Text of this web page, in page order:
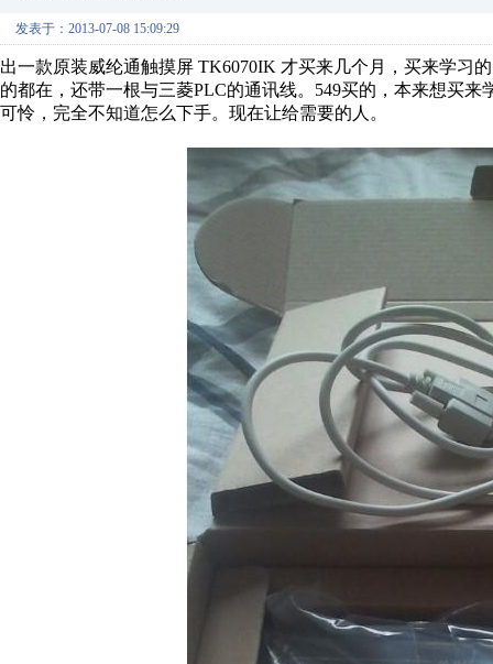
发表于：2013-07-08 15:09:29
出一款原装威纶通触摸屏 TK6070IK 才买来几个月，买来学习
的都在，还带一根与三菱PLC的通讯线。549买的，本来想买
可怜，完全不知道怎么下手。现在让给需要的人。